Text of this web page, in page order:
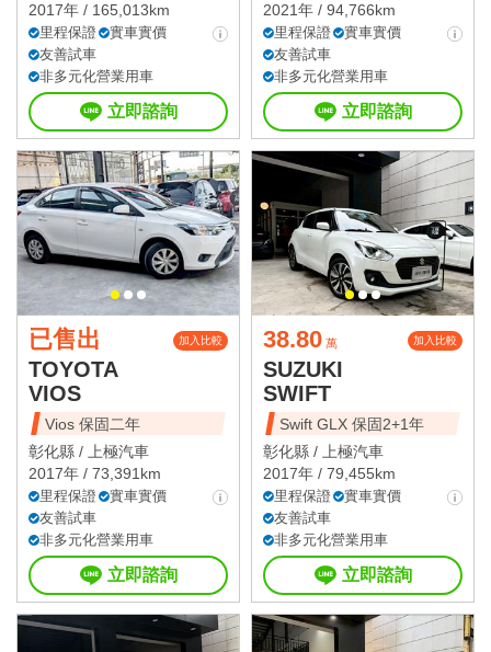
2017年 / 165,013km
里程保證
實車實價
友善試車
非多元化營業用車
立即諮詢
2021年 / 94,766km
里程保證
實車實價
友善試車
非多元化營業用車
立即諮詢
已售出 加入比較
TOYOTA
VIOS
Vios 保固二年
彰化縣 /
上極汽車
2017年 / 73,391km
里程保證
實車實價
友善試車
非多元化營業用車
立即諮詢
38.80 萬 加入比較
SUZUKI
SWIFT
Swift GLX 保固2+1年
彰化縣 /
上極汽車
2017年 / 79,455km
里程保證
實車實價
友善試車
非多元化營業用車
立即諮詢